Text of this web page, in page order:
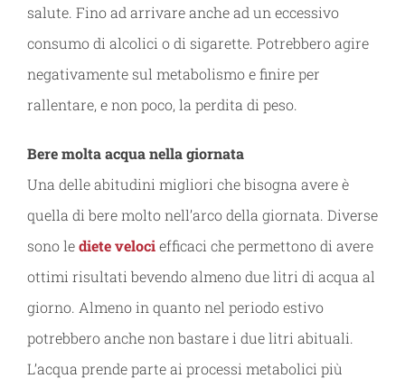
salute. Fino ad arrivare anche ad un eccessivo
consumo di alcolici o di sigarette. Potrebbero agire
negativamente sul metabolismo e finire per
rallentare, e non poco, la perdita di peso.
Bere molta acqua nella giornata
Una delle abitudini migliori che bisogna avere è
quella di bere molto nell’arco della giornata. Diverse
sono lediete velociefficaci che permettono di avere
ottimi risultati bevendo almeno due litri di acqua al
giorno. Almeno in quanto nel periodo estivo
potrebbero anche non bastare i due litri abituali.
L’acqua prende parte ai processi metabolici più